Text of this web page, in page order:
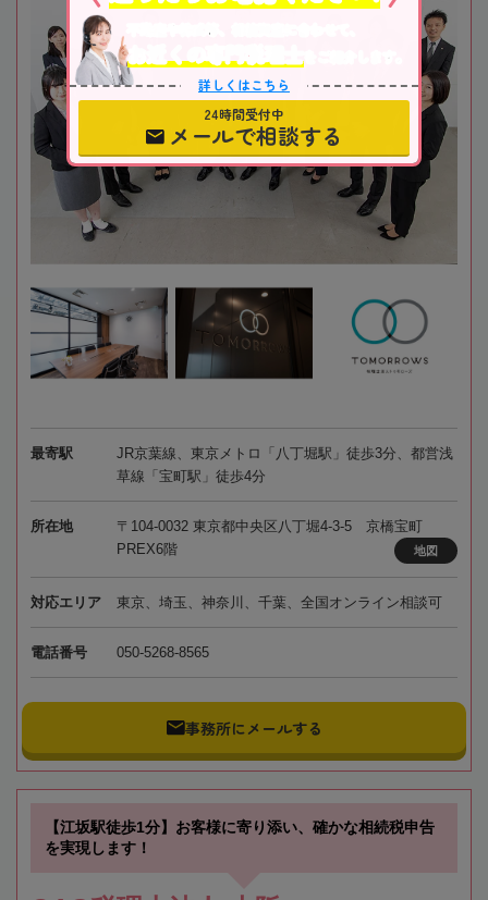
最寄駅
JR京葉線、東京メトロ「八丁堀駅」徒歩3分、都営浅
草線「宝町駅」徒歩4分
所在地
〒104-0032 東京都中央区八丁堀4-3-5 京橋宝町
PREX6階
地図
対応エリア 東京、埼玉、神奈川、千葉、全国オンライン相談可
電話番号 050-5268-8565
事務所にメールする
【江坂駅徒歩1分】お客様に寄り添い、確かな相続税申告
を実現します！
不動産や株式等、相続資産に合わせて、
お近くの専門税理士
をご紹介します。
詳しくはこちら
24時間受付中
メールで相談する